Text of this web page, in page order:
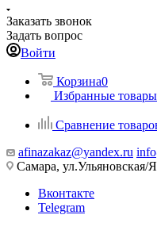
Заказать звонок
Задать вопрос
Войти
Корзина0
Избранные товары
Сравнение
afinazakaz@yandex.ru
Самара, ул.Ульяновская/
Вконтакте
Telegram